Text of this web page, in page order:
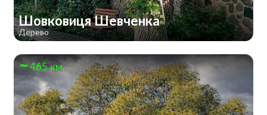
Шовковиця Шевченка
Дерево
465 км